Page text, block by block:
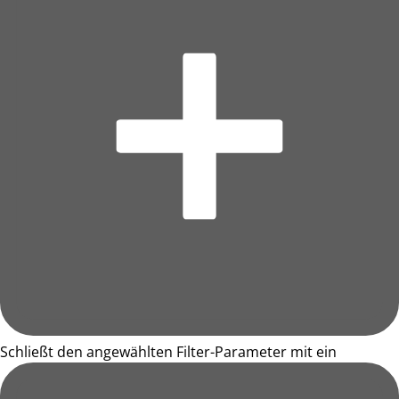
Schließt den angewählten Filter-Parameter mit ein